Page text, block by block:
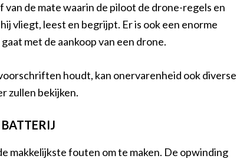
de mate waarin de piloot de drone-regels en
vliegt, leest en begrijpt. Er is ook een enorme
met de aankoop van een drone.
houdt, kan onervarenheid ook diverse
zullen bekijken.
makkelijkste fouten om te maken. De opwinding